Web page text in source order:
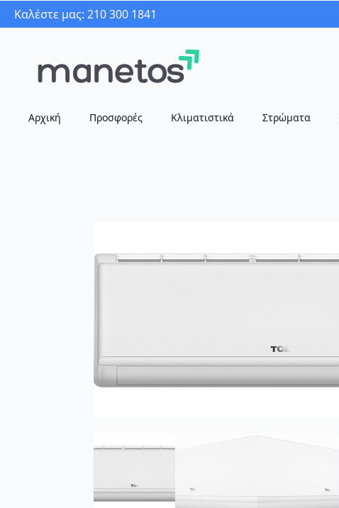
Καλέστε μας: 210 300 1841
Αρχική Προσφορές Κλιματιστικά Στρώματα